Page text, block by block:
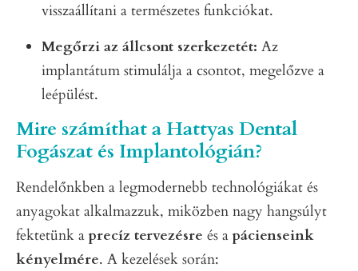
visszaállítani a természetes funkciókat.
Megőrzi az állcsont szerkezetét: Az
implantátum stimulálja a csontot, megelőzve a
leépülést.
Mire számíthat a Hattyas Dental
Fogászat és Implantológián?
Rendelőnkben a legmodernebb technológiákat és
anyagokat alkalmazzuk, miközben nagy hangsúlyt
fektetünk a precíz tervezésre és a pácienseink
kényelmére. A kezelések során: